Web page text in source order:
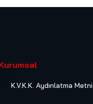
K.V.K.K. Aydınlatma Metni